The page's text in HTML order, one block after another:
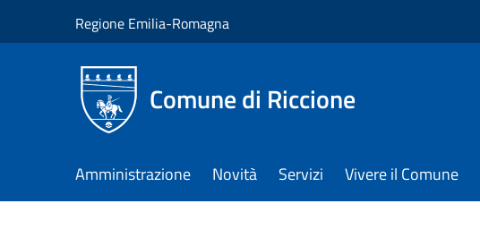
Regione Emilia-Romagna
Comune di Riccione
Amministrazione Novità Servizi Vivere il Comune